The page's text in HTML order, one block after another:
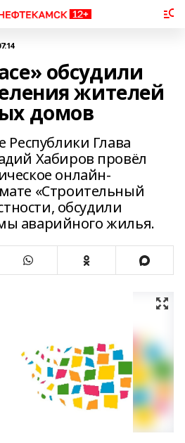
обсудили
жителей
домов
Республики Глава
Хабиров провёл
онлайн-
«Строительный
обсудили
аварийного жилья.